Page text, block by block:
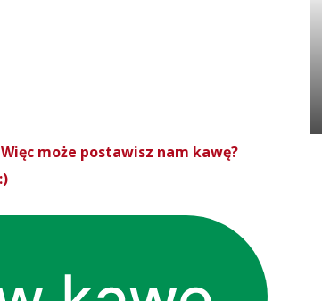
może postawisz nam kawę?